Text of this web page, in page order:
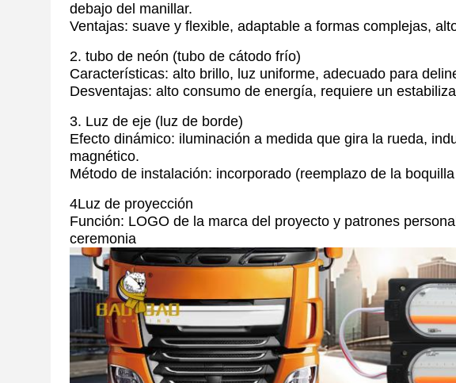
debajo del manillar.
Ventajas: suave y flexible, adaptable a formas complejas,
2. tubo de neón (tubo de cátodo frío)
Características: alto brillo, luz uniforme, adecuado para
Desventajas: alto consumo de energía, requiere un
3. Luz de eje (luz de borde)
Efecto dinámico: iluminación a medida que gira la rueda,
magnético.
Método de instalación: incorporado (reemplazo de la
4Luz de proyección
Función: LOGO de la marca del proyecto y patrones
ceremonia